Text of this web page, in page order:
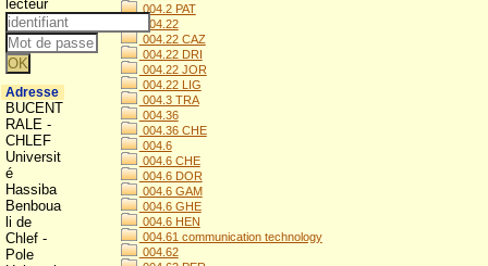
004.2 PAT
004.22
004.22 CAZ
004.22 DRI
004.22 JOR
004.22 LIG
004.3 TRA
004.36
004.36 CHE
004.6
004.6 CHE
004.6 DOR
004.6 GAM
004.6 GHE
004.6 HEN
004.61 communication technology
004.62
lecteur
Adresse
BUCENT
RALE -
CHLEF
Universit
é
Hassiba
Benboua
li de
Chlef -
Pole